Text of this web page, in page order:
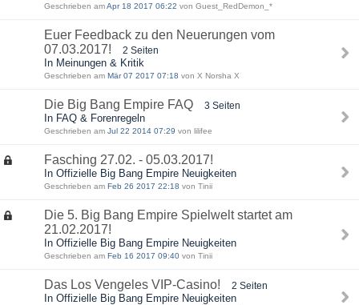
Geschrieben amApr 18 2017 06:22 von Guest_RedDemon_*
Euer Feedback zu den Neuerungen vom
07.03.2017!
2 Seiten
In Meinungen & Kritik
Geschrieben am Mär 07 2017 07:18 von X Norsha X
Die Big Bang Empire FAQ 3 Seiten
In FAQ & Forenregeln
Geschrieben am Jul 22 2014 07:29 von lilifee
Fasching 27.02. - 05.03.2017!
In Offizielle Big Bang Empire Neuigkeiten
Geschrieben am Feb 26 2017 22:18 von Tinii
Die 5. Big Bang Empire Spielwelt startet am
21.02.2017!
In Offizielle Big Bang Empire Neuigkeiten
Geschrieben am Feb 16 2017 09:40 von Tinii
Das Los Vengeles VIP-Casino! 2 Seiten
In Offizielle Big Bang Empire Neuigkeiten